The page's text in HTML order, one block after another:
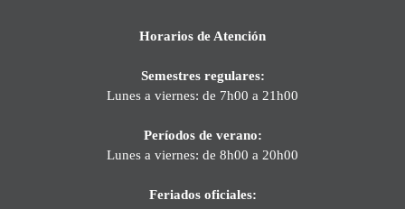
Horarios de Atención
Semestres regulares:
Lunes a viernes: de 7h00 a 21h00
Períodos de verano:
Lunes a viernes: de 8h00 a 20h00
Feriados oficiales: